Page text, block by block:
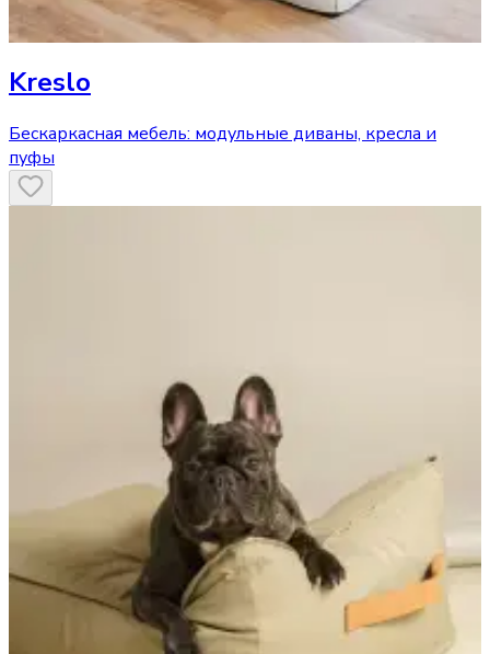
Kreslo
Бескаркасная мебель: модульные диваны, кресла и
пуфы